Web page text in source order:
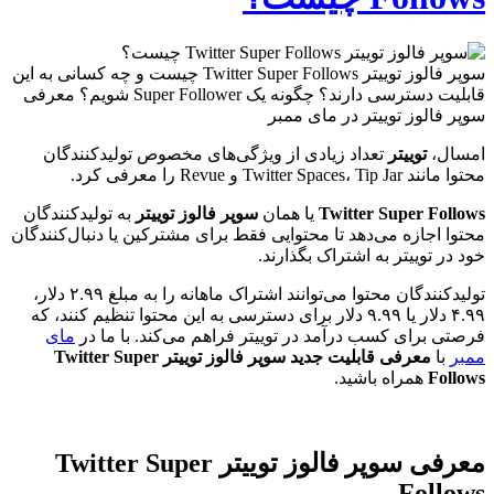
سوپر فالوز توییتر Twitter Super Follows چیست و چه کسانی به این
قابلیت دسترسی دارند؟ چگونه یک Super Follower شویم؟ معرفی
سوپر فالوز توییتر در مای ممبر
امسال،توییتر تعداد زیادی از ویژگی‌های مخصوص تولیدکنندگان
محتوا مانند Twitter Spaces، Tip Jar و Revue را معرفی کرد.
Twitter Super Follows یا همان سوپر فالوز توییتر به تولیدکنندگان
محتوا اجازه می‌دهد تا محتوایی فقط برای مشترکین یا دنبال‌کنندگان
خود در توییتر به اشتراک بگذارند.
تولیدکنندگان محتوا می‌توانند اشتراک ماهانه را به مبلغ ۲.۹۹ دلار،
۴.۹۹ دلار یا ۹.۹۹ دلار برای دسترسی به این محتوا تنظیم کنند، که
فرصتی برای کسب درآمد در توییتر فراهم می‌کند. با ما در مای
ممبر با معرفی قابلیت جدید
سوپر فالوز توییتر Twitter Super
Follows همراه باشید.
معرفی سوپر فالوز توییتر Twitter Super